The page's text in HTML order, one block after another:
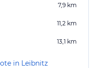
7,9 km
11,2 km
13,1 km
in Leibnitz